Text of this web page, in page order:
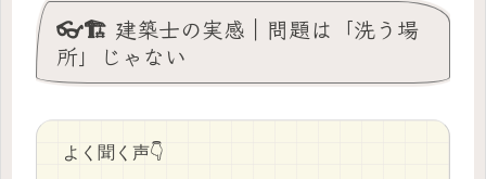
👓🏗️ 建築士の実感｜問題は「洗う場
所」じゃない
よく聞く声👇